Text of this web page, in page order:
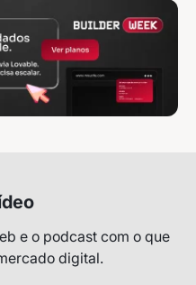
e o podcast com o que
digital.